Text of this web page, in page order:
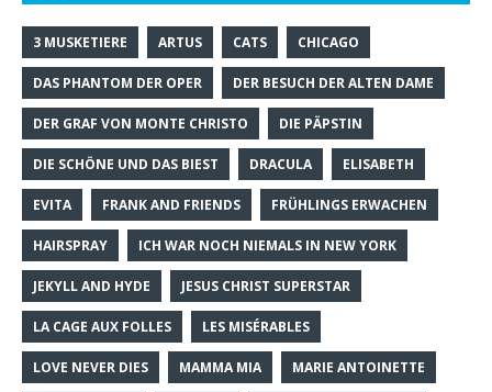
3 MUSKETIERE ARTUS CATS CHICAGO
DAS PHANTOM DER OPER DER BESUCH DER ALTEN DAME
DER GRAF VON MONTE CHRISTO DIE PÄPSTIN
DIE SCHÖNE UND DAS BIEST DRACULA ELISABETH
EVITA FRANK AND FRIENDS FRÜHLINGS ERWACHEN
HAIRSPRAY ICH WAR NOCH NIEMALS IN NEW YORK
JEKYLL AND HYDE JESUS CHRIST SUPERSTAR
LA CAGE AUX FOLLES LES MISÉRABLES
LOVE NEVER DIES MAMMA MIA MARIE ANTOINETTE